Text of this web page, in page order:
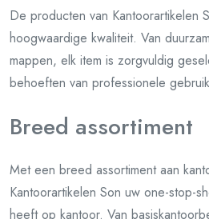
De producten van Kantoorartikelen
hoogwaardige kwaliteit. Van
mappen, elk item is zorgvuldig
behoeften van professionele
Breed assortiment
Met een breed assortiment aan
Kantoorartikelen Son uw one-stop-
heeft op kantoor. Van